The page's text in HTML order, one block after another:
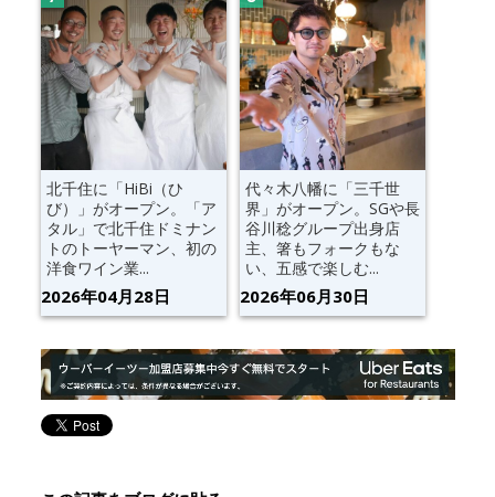
北千住に「HiBi（ひ
び）」がオープン。「ア
タル」で北千住ドミナン
トのトーヤーマン、初の
洋食ワイン業...
2026年04月28日
代々木八幡に「三千世
界」がオープン。SGや長
谷川稔グループ出身店
主、箸もフォークもな
い、五感で楽しむ...
2026年06月30日